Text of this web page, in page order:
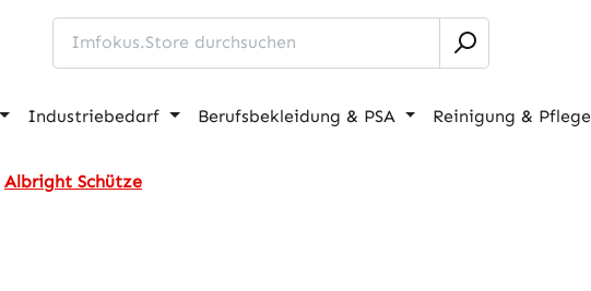
Industriebedarf Berufsbekleidung & PSA Reinigung & Pflege
Albright Schütze